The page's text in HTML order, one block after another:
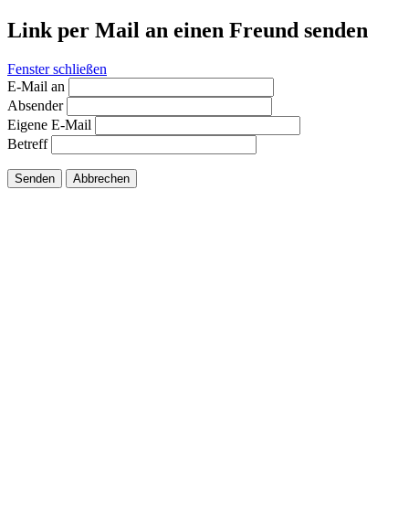
Link per Mail an einen Freund senden
Fenster schließen
E-Mail an
Absender
Eigene E-Mail
Betreff
Senden Abbrechen